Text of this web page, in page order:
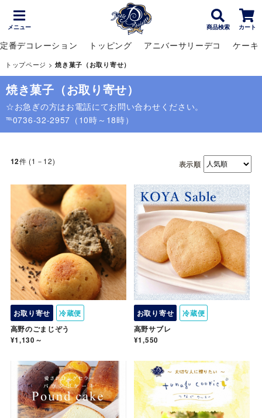
メニュー 商品検索 カート
定番デコレーション トッピング アニバーサリーデコ ケーキ
トップページ >焼き菓子（お取り寄せ）
焼き菓子（お取り寄せ）
☆お急ぎの方はお電話にてお問い合わせください。
℡0736-32-2957（10時～18時）
12件 (1－12) 表示順
お取り寄せ
冷蔵便
高野のごまじぞう
¥1,130～
お取り寄せ
冷蔵便
高野サブレ
¥1,550